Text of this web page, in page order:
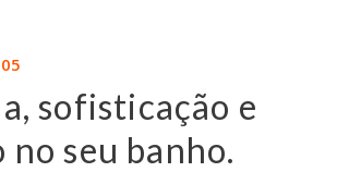
sofisticação e
seu banho.